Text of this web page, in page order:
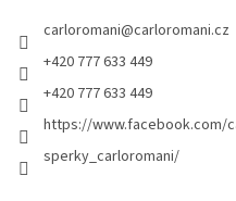
carloromani@carloromani.cz
+420 777 633 449
+420 777 633 449
https://www.facebook.com/
sperky_carloromani/